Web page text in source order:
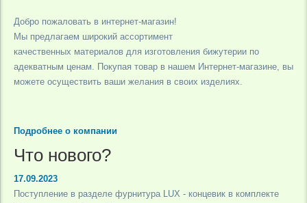
Добро пожаловать в интернет-магазин!
Мы предлагаем широкий ассортимент
качественных материалов для изготовления бижутерии по
адекватным ценам. Покупая товар в нашем Интернет-магазине, вы
можете осуществить ваши желания в своих изделиях.
Подробнее о компании
Что нового?
17.09.2023
Поступление в разделе фурнитура LUX - концевик в комплекте